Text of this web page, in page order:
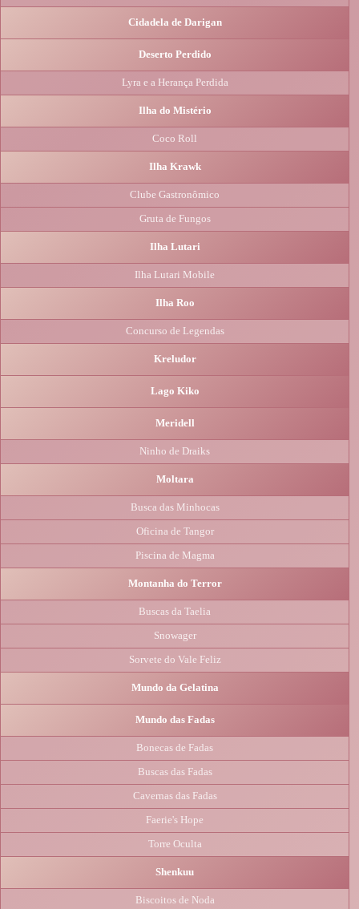
Cidadela de Darigan
Deserto Perdido
Lyra e a Herança Perdida
Ilha do Mistério
Coco Roll
Ilha Krawk
Clube Gastronômico
Gruta de Fungos
Ilha Lutari
Ilha Lutari Mobile
Ilha Roo
Concurso de Legendas
Kreludor
Lago Kiko
Meridell
Ninho de Draiks
Moltara
Busca das Minhocas
Oficina de Tangor
Piscina de Magma
Montanha do Terror
Buscas da Taelia
Snowager
Sorvete do Vale Feliz
Mundo da Gelatina
Mundo das Fadas
Bonecas de Fadas
Buscas das Fadas
Cavernas das Fadas
Faerie's Hope
Torre Oculta
Shenkuu
Biscoitos de Noda